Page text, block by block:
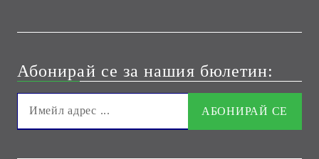
Абонирай се за нашия бюлетин: